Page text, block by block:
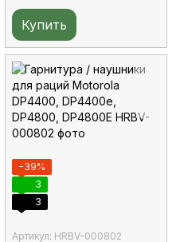
Купить
−39%
3
3
Артикул: HRBV-000802